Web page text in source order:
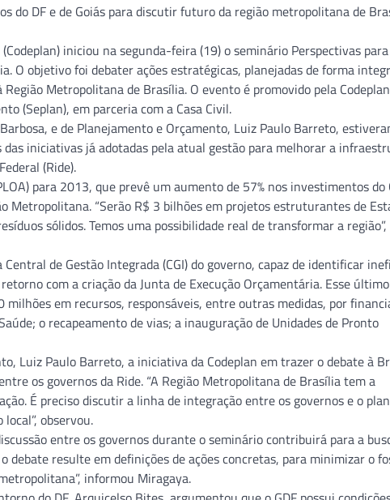
do DF e de Goiás para discutir futuro da região metropolitana de
iniciou na segunda-feira (19) o seminário Perspectivas
O objetivo foi debater ações estratégicas, planejadas de forma
Metropolitana de Brasília. O evento é promovido pela
(Seplan), em parceria com a Casa Civil.
e de Planejamento e Orçamento, Luiz Paulo Barreto,
iniciativas já adotadas pela atual gestão para melhorar a
(Ride).
para 2013, que prevê um aumento de 57% nos investimentos do
Metropolitana. “Serão R$ 3 bilhões em projetos estruturantes de
sólidos. Temos uma possibilidade real de transformar a
de Gestão Integrada (CGI) do governo, capaz de identificar
com a criação da Junta de Execução Orçamentária. Esse
em recursos, responsáveis, entre outras medidas, por
o recapeamento de vias; a inauguração de Unidades de Pronto
Luiz Paulo Barreto, a iniciativa da Codeplan em trazer o debate à
os governos da Ride. “A Região Metropolitana de Brasília tem a
É preciso discutir a linha de integração entre os governos e o
observou.
entre os governos durante o seminário contribuirá para a
debate resulte em definições de ações concretas, para minimizar o
informou Miragaya.